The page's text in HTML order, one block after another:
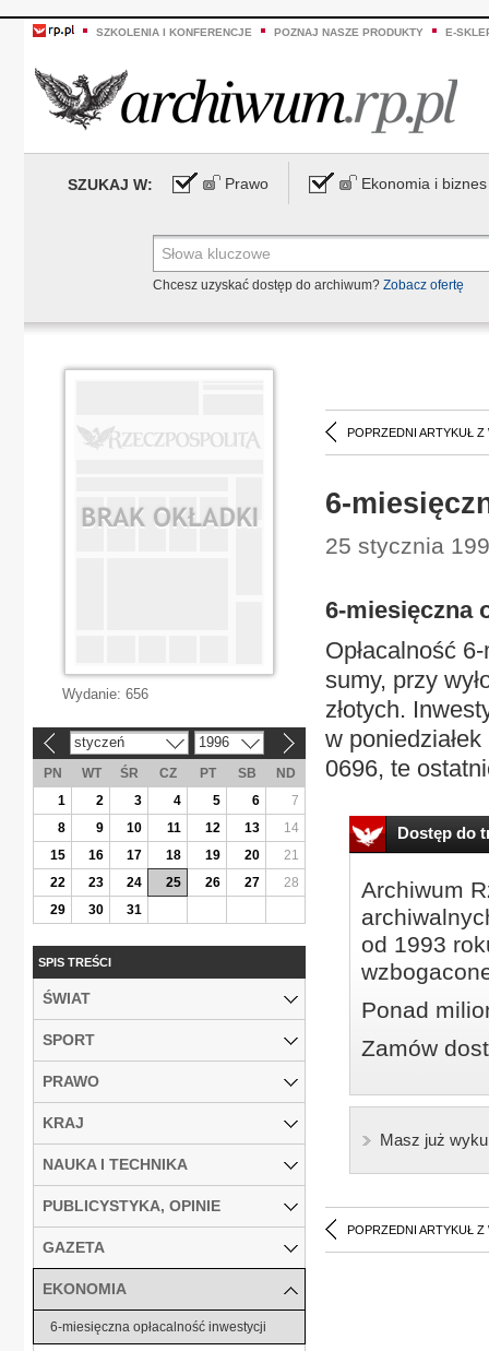
SZKOLENIA I KONFERENCJE POZNAJ NASZE PRODUKTY E-
SZUKAJ W: Prawo Ekonomia i biznes
Chcesz uzyskać dostęp do archiwum? Zobacz ofertę
POPRZEDNI ARTYKUŁ Z
6-
25 stycznia
6-miesięczna
Opłacalność
sumy, przy
złotych.
w
0696, te
Dostęp do
Archiwum
od 1993
Ponad
Zamów
Masz już
POPRZEDNI ARTYKUŁ Z
Wydanie: 656
styczeń 1996
PN WT ŚR CZ PT SB
ND
1
2 3 4 5 6
7
8
9 10 11 12 13
14
15
16 17 18 19 20
21
22
23 24 25 26 27
28
29
30 31
SPIS TREŚCI
ŚWIAT
SPORT
PRAWO
KRAJ
NAUKA I TECHNIKA
PUBLICYSTYKA, OPINIE
GAZETA
EKONOMIA
6-miesięczna opłacalność inwestycji